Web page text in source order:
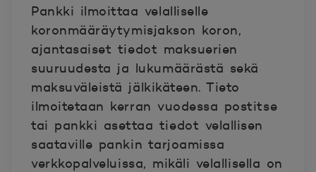
Pankki ilmoittaa velalliselle
koronmääräytymisjakson koron,
ajantasaiset tiedot maksuerien
suuruudesta ja lukumäärästä sekä
maksuväleistä jälkikäteen. Tieto
ilmoitetaan kerran vuodessa postitse
tai pankki asettaa tiedot velallisen
saataville pankin tarjoamissa
verkkopalveluissa, mikäli velallisella on